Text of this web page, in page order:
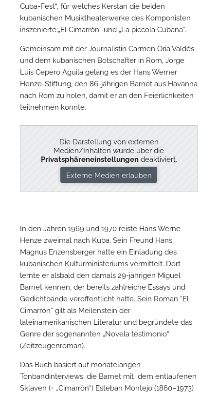
Cuba-Fest“, für welches Kerstan die beiden
kubanischen Musiktheaterwerke des Komponisten
inszenierte:„El Cimarrón“ und „La piccola Cubana“.
Gemeinsam mit der Journalistin Carmen Oria Valdés
und dem kubanischen Botschafter in Rom, Jorge
Luis Cepero Aguila gelang es der Hans Werner
Henze-Stiftung, den 86-jährigen Barnet aus Havanna
nach Rom zu holen, damit er an den Feierlichkeiten
teilnehmen konnte.
Die Darstellung von externen
Medien/Inhalten wurde über die
Privatsphäreneinstellungendeaktiviert.
Externe Medien erlauben
In den Jahren 1969 und 1970 reiste Hans Werne
Henze zweimal nach Kuba. Sein Freund Hans
Magnus Enzensberger hatte ein Einladung des
kubanischen Kulturministeriums vermittelt. Dort
lernte er alsbald den damals 29-jährigen Miguel
Barnet kennen, der bereits zahlreiche Essays und
Gedichtbände veröffentlicht hatte. Sein Roman “El
Cimarrón” gilt als Meilenstein der
lateinamerikanischen Literatur und begründete das
Genre der sogenannten „Novela testimonio“
(Zeitzeugenroman).
Das Buch basiert auf monatelangen
Tonbandinterviews, die Barnet mit dem entlaufenen
Sklaven (= „Cimarrón“) Esteban Montejo (1860–1973)